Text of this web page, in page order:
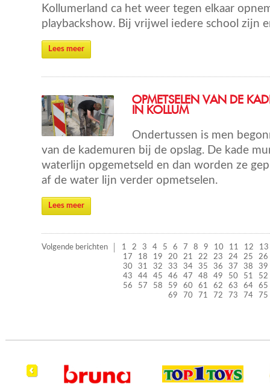
Kollumerland ca het weer tegen elkaar
playbackshow. Bij vrijwel iedere school zijn
Lees meer
OPMETSELEN VAN DE
IN KOLLUM
Ondertussen is men
van de kademuren bij de opslag. De kade
waterlijn opgemetseld en dan worden ze
af de water lijn verder opmetselen.
Lees meer
Volgende berichten 1 2 3 4 5 6 7 8 9 10 11 12
13
17
18 19 20 21 22 23 24 25
26
30
31 32 33 34 35 36 37 38
39
43
44 45 46 47 48 49 50 51
52
56
57 58 59 60 61 62 63 64
65
69
70 71 72 73 74 75